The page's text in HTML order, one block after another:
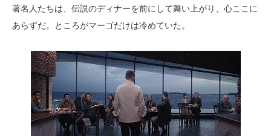
著名人たちは、伝説のディナーを前にして舞い上がり、心ここに
あらずだ。ところがマーゴだけは冷めていた。